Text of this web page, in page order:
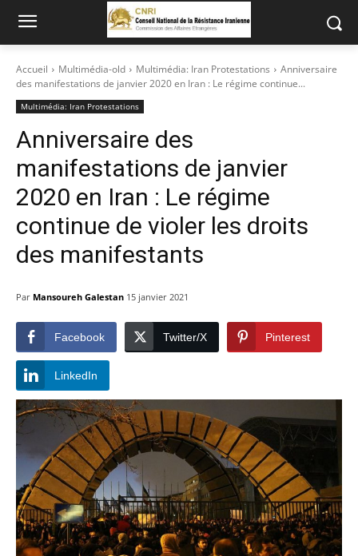
Accueil Multimédia-old Multimédia: Iran Protestations
Anniversaire
des manifestations de janvier 2020 en Iran : Le régime continue...
Multimédia: Iran Protestations
Anniversaire des
manifestations de janvier
2020 en Iran : Le régime
continue de violer les droits
des manifestants
Par Mansoureh Galestan 15 janvier 2021
Facebook Twitter/X Pinterest
LinkedIn